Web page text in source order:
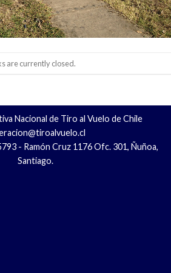
are currently closed.
Nacional de Tiro al Vuelo de Chile
- Ramón Cruz 1176 Ofc. 301, Ñuñoa,
Santiago.